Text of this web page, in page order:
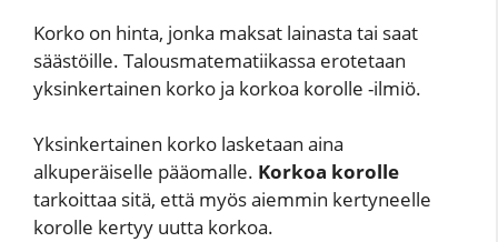
Korko on hinta, jonka maksat lainasta tai saat
säästöille. Talousmatematiikassa erotetaan
yksinkertainen korko ja korkoa korolle -ilmiö.
Yksinkertainen korko lasketaan aina
alkuperäiselle pääomalle. Korkoa korolle
tarkoittaa sitä, että myös aiemmin kertyneelle
korolle kertyy uutta korkoa.